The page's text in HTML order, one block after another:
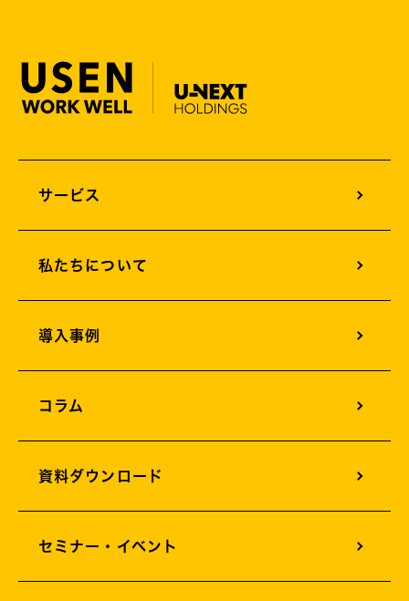
サービス
オフィスグリーンエネルギー
オフィスカメラソリューション
オフィス構築支援
AIサービスソリューション
私たちについて
導入事例
コラム
資料ダウンロード
セミナー・イベント